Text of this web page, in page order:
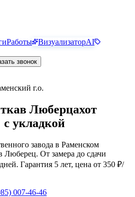
Работы ВизуализаторAI
звонок
г.о.
в Люберцахот
с укладкой
завода в Раменском
Люберец. От замера до сдачи
Гарантия 5 лет, цена от 350 ₽/
007-46-46